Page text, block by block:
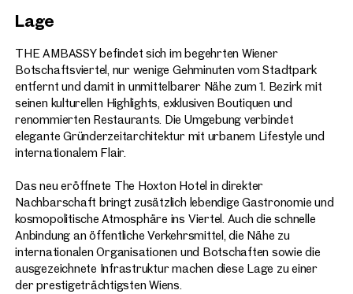
Lage
THE AMBASSY befindet sich im begehrten Wiener
Botschaftsviertel, nur wenige Gehminuten vom Stadtpark
entfernt und damit in unmittelbarer Nähe zum 1. Bezirk mit
seinen kulturellen Highlights, exklusiven Boutiquen und
renommierten Restaurants. Die Umgebung verbindet
elegante Gründerzeitarchitektur mit urbanem Lifestyle und
internationalem Flair.
Das neu eröffnete The Hoxton Hotel in direkter
Nachbarschaft bringt zusätzlich lebendige Gastronomie und
kosmopolitische Atmosphäre ins Viertel. Auch die schnelle
Anbindung an öffentliche Verkehrsmittel, die Nähe zu
internationalen Organisationen und Botschaften sowie die
ausgezeichnete Infrastruktur machen diese Lage zu einer
der prestigeträchtigsten Wiens.